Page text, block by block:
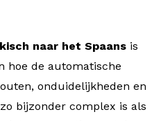
naar het Spaans is
hoe de automatische
onduidelijkheden en
bijzonder complex is als